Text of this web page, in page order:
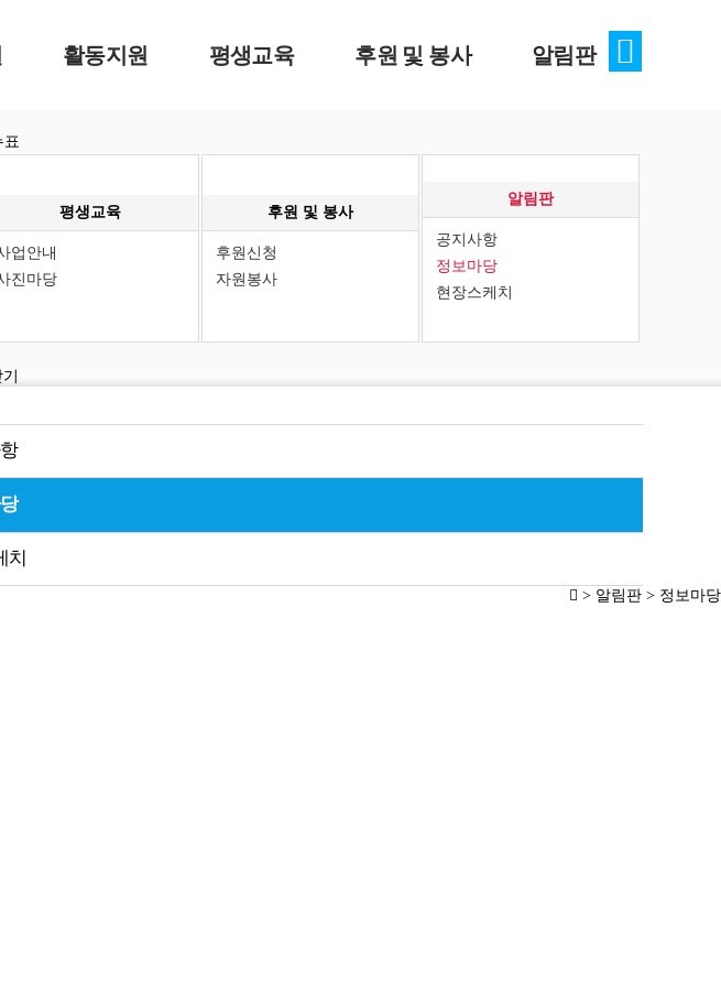
활동지원
대기현황
평생교육 후원 및 봉사 알림판
현장스케치
표
평생교육
업안내
진마당
후원 및 봉사
후원신청
자원봉사
알림판
공지사항
정보마당
현장스케치
치
> 알림판 > 정보마당